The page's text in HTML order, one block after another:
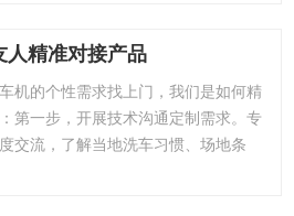
人精准对接产品
机的个性需求找上门，我们是如何精
第一步，开展技术沟通定制需求。专
交流，了解当地洗车习惯、场地条